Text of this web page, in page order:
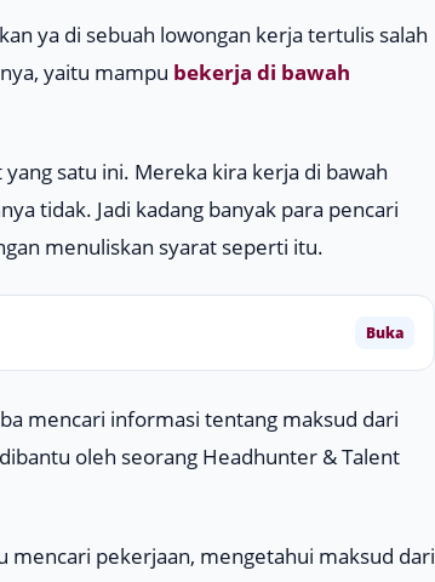
ya di sebuah lowongan kerja tertulis salah
yaitu mampu bekerja di bawah
satu ini. Mereka kira kerja di bawah
tidak. Jadi kadang banyak para pencari
menuliskan syarat seperti itu.
Buka
mencari informasi tentang maksud dari
oleh seorang Headhunter & Talent
mencari pekerjaan, mengetahui maksud dari